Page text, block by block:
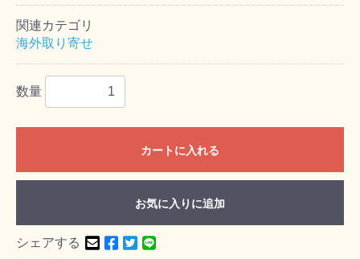
関連カテゴリ
海外取り寄せ
数量
カートに入れる
お気に入りに追加
シェアする